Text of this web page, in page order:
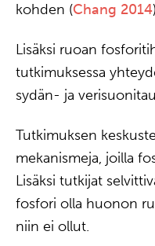
kohden (Chang 2014
Lisäksi ruoan
tutkimuksessa
sydän- ja
Tutkimuksen
mekanismeja, joilla
Lisäksi tutkijat
fosfori olla huonon
niin ei ollut.